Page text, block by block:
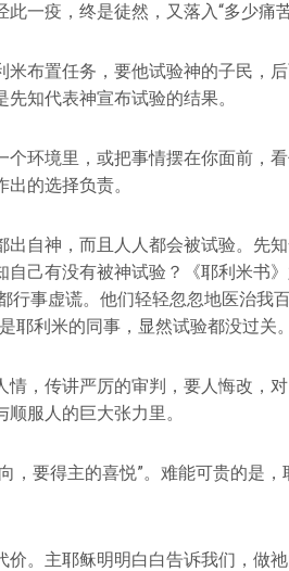
一疫，终是徒然，又落入“多少痛
布置任务，要他试验神的子民，
知代表神宣布试验的结果。
环境里，或把事情摆在你面前，
的选择负责。
出自神，而且人人都会被试验。先
己有没有被神试验？《耶利米书
行事虚谎。他们轻轻忽忽地医治我
耶利米的同事，显然试验都没过关。
，传讲严厉的审判，要人悔改，
服人的巨大张力里。
，要得主的喜悦”。难能可贵的是
。主耶稣明明白白告诉我们，做